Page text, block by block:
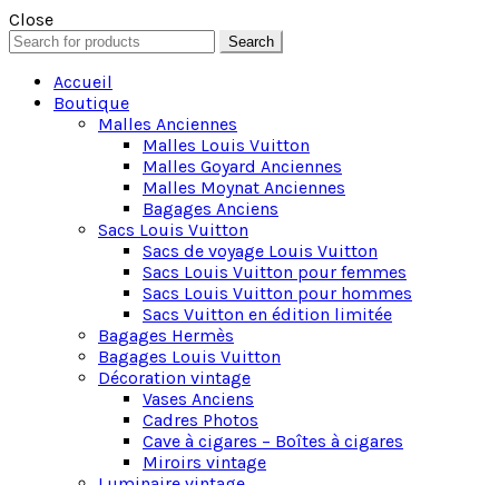
Close
Search
for:
Search
Accueil
Boutique
Malles Anciennes
Malles Louis Vuitton
Malles Goyard Anciennes
Malles Moynat Anciennes
Bagages Anciens
Sacs Louis Vuitton
Sacs de voyage Louis Vuitton
Sacs Louis Vuitton pour femmes
Sacs Louis Vuitton pour hommes
Sacs Vuitton en édition limitée
Bagages Hermès
Bagages Louis Vuitton
Décoration vintage
Vases Anciens
Cadres Photos
Cave à cigares – Boîtes à cigares
Miroirs vintage